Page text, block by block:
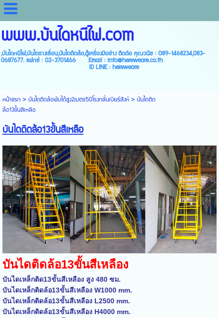
www.บันไดหนีไฟ.com
,บันไดหนีไฟ,บันไดรางเลื่อน,บันไดติดล้อ,ตู้เครื่องมือช่าง ติดต่อ คุณวนิช : 089-1468234,083-
0687677. แฟกซ์ : 02-3701466 Email : info@hereweare.co.th
ID LINE : hereweare
หน้าแรก> บันไดติดล้อพับได้สูง2เมตร50โรงกลั่นเบียร์สิงห์> บันไดติด
ล้อ13ขั้นสีเหลือ
บันไดติดล้อ13ขั้นสีเหลือ
บันไดติดล้อ13ขั้นสีเหลือง
บันไดเหล็กติด13ขั้นสีเหลือง สูง 480 ซม.
บันไดเหล็กติดล้อ13ขั้นสีเหลือง W1000 mm.
บันไดเหล็กติดล้อ13ขั้นสีเหลือง L2500 mm.
บันไดเหล็กติดล้อ13ขั้นสีเหลือง H4000 mm.